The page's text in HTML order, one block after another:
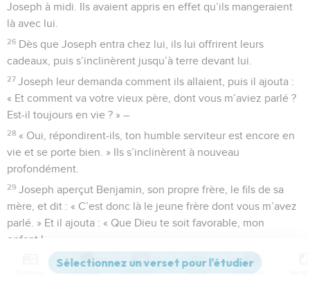
Joseph à midi. Ils avaient appris en effet qu’ils mangeraient
là avec lui.
26 Dès que Joseph entra chez lui, ils lui offrirent leurs
cadeaux, puis s’inclinèrent jusqu’à terre devant lui.
27 Joseph leur demanda comment ils allaient, puis il ajouta :
« Et comment va votre vieux père, dont vous m’aviez parlé ?
Est-il toujours en vie ? » –
28 « Oui, répondirent-ils, ton humble serviteur est encore en
vie et se porte bien. » Ils s’inclinèrent à nouveau
profondément.
29 Joseph aperçut Benjamin, son propre frère, le fils de sa
mère, et dit : « C’est donc là le jeune frère dont vous m’avez
parlé. » Et il ajouta : « Que Dieu te soit favorable, mon
enfant ! »
Joseph était si ému de voir son frère que les larmes lui
vinrent aux yeux. Il se retira précipitamment dans sa
Versions Commentaires Strong